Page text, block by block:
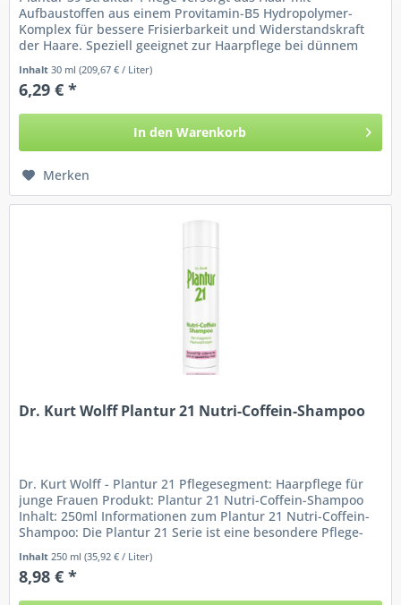
Aufbaustoffen aus einem Provitamin-B5 Hydropolymer-
Komplex für bessere Frisierbarkeit und Widerstandskraft
der Haare. Speziell geeignet zur Haarpflege bei dünnem
und brüchigem Haar....
Inhalt30 ml(209,67 € / Liter)
6,29 € *
In den Warenkorb
Merken
Dr. Kurt Wolff Plantur 21 Nutri-Coffein-Shampoo
Dr. Kurt Wolff - Plantur 21 Pflegesegment: Haarpflege für
junge Frauen Produkt: Plantur 21 Nutri-Coffein-Shampoo
Inhalt: 250ml Informationen zum Plantur 21 Nutri-Coffein-
Shampoo: Die Plantur 21 Serie ist eine besondere Pflege-
Inhalt 250 ml(35,92 € / Liter)
8,98 € *